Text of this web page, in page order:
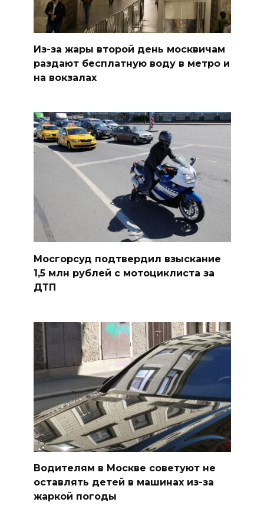
Из-за жары второй день москвичам
раздают бесплатную воду в метро и
на вокзалах
Мосгорсуд подтвердил взыскание
1,5 млн рублей с мотоциклиста за
ДТП
Водителям в Москве советуют не
оставлять детей в машинах из-за
жаркой погоды